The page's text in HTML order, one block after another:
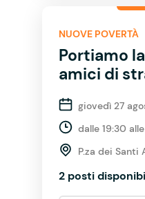
NUOVE POVERTÀ
Portiamo
amici di
giovedì 27
dalle 19:30 alle
P.za dei Santi
2 posti